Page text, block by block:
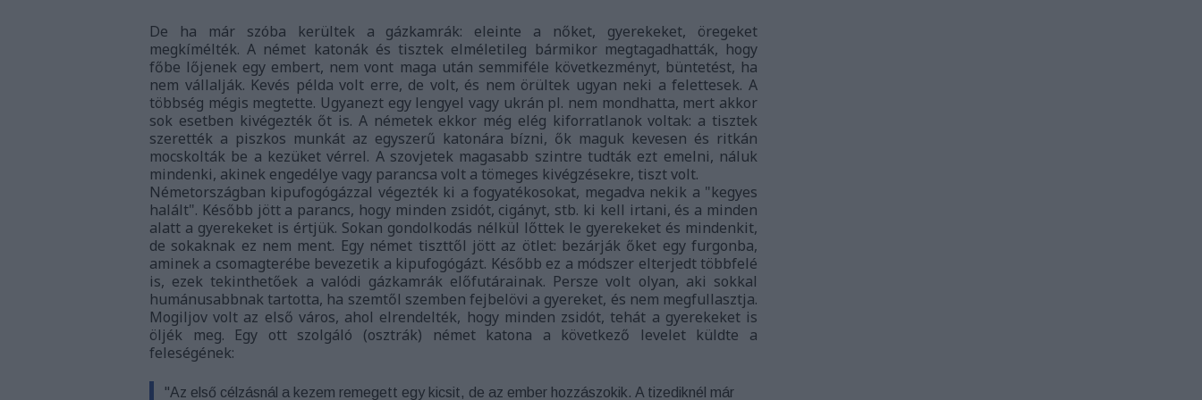
De ha már szóba kerültek a gázkamrák: eleinte a nőket, gyerekeket, öregeket
megkímélték. A német katonák és tisztek elméletileg bármikor megtagadhatták, hogy
főbe lőjenek egy embert, nem vont maga után semmiféle következményt, büntetést, ha
nem vállalják. Kevés példa volt erre, de volt, és nem örültek ugyan neki a felettesek. A
többség mégis megtette. Ugyanezt egy lengyel vagy ukrán pl. nem mondhatta, mert akkor
sok esetben kivégezték őt is. A németek ekkor még elég kiforratlanok voltak: a tisztek
szerették a piszkos munkát az egyszerű katonára bízni, ők maguk kevesen és ritkán
mocskolták be a kezüket vérrel. A szovjetek magasabb szintre tudták ezt emelni, náluk
mindenki, akinek engedélye vagy parancsa volt a tömeges kivégzésekre, tiszt volt.
Németországban kipufogógázzal végezték ki a fogyatékosokat, megadva nekik a "kegyes
halált". Később jött a parancs, hogy minden zsidót, cigányt, stb. ki kell irtani, és a minden
alatt a gyerekeket is értjük. Sokan gondolkodás nélkül lőttek le gyerekeket és mindenkit,
de sokaknak ez nem ment. Egy német tiszttől jött az ötlet: bezárják őket egy furgonba,
aminek a csomagterébe bevezetik a kipufogógázt. Később ez a módszer elterjedt többfelé
is, ezek tekinthetőek a valódi gázkamrák előfutárainak. Persze volt olyan, aki sokkal
humánusabbnak tartotta, ha szemtől szemben fejbelövi a gyereket, és nem megfullasztja.
Mogiljov volt az első város, ahol elrendelték, hogy minden zsidót, tehát a gyerekeket is
öljék meg. Egy ott szolgáló (osztrák) német katona a következő levelet küldte a
feleségének:
"Az első célzásnál a kezem remegett egy kicsit, de az ember hozzászokik. A tizediknél már